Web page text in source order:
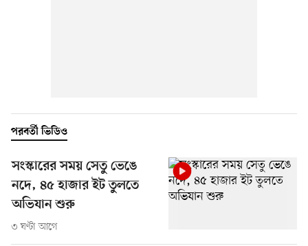
পরবর্তী ভিডিও
সংস্কারের সময় সেতু ভেঙে
নদে, ৪৫ হাজার ইট তুলতে
অভিযান শুরু
৩ ঘণ্টা আগে